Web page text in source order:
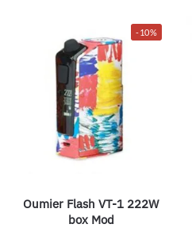
-10%
Oumier Flash VT-1 222W
box Mod